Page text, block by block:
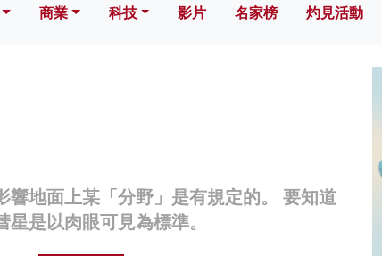
商業 科技 影片 名家榜 灼見活動
響地面上某「分野」是有規定的。 要知道
是以肉眼可見為標準。